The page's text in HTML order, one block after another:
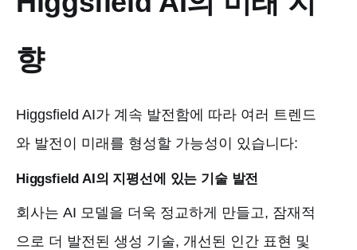
향
Higgsfield AI가 계속 발전함에 따라 여러 트렌드
와 발전이 미래를 형성할 가능성이 있습니다:
Higgsfield AI의 지평선에 있는 기술 발전
회사는 AI 모델을 더욱 정교하게 만들고, 잠재적
으로 더 발전된 생성 기술, 개선된 인간 표현 및